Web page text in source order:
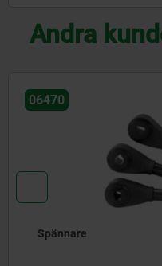
Andra
06371
Spännspakar rostfritt